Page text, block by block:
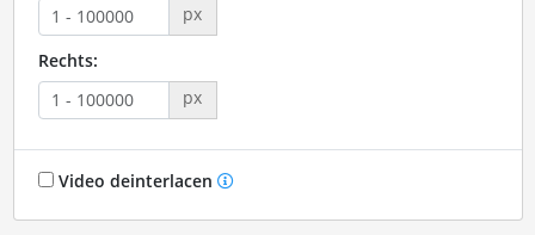
px
Rechts:
px
Video deinterlacen